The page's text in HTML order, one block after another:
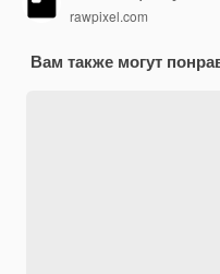
rawpixel.com
Вам также могут